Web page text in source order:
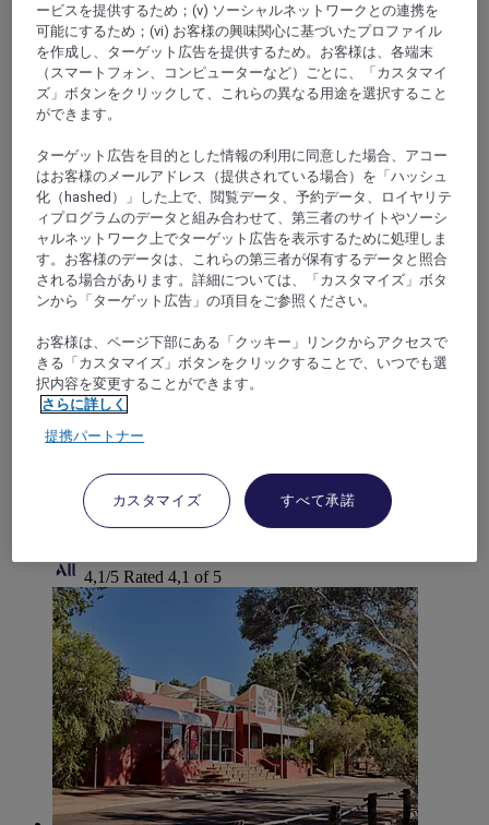
4,0/5Rated 4,0 of 5
JABIRU, オーストラリア
Mercure Kakadu Crocodile Hotel is an idyllic retreat located
in Kakadu National Park. Situated in the township of Jabiru,
this hotel is the perfect base to start exploring Kakadu's most
significant natural attractions such as Ubirr, Jim JIm and Twin
Cool off in the large outdoor pool, the perfect oasis for
relaxing in between discovery tours around Kakadu before
feasting on Kakadu bush tucker & gourmet dining at the
Escarpment restaurant and bar.
4,1/5 Rated 4,1 of 5
ービスを提供するため；(v) ソーシャルネットワークとの連携を
可能にするため；(vi) お客様の興味関心に基づいたプロファイル
を作成し、ターゲット広告を提供するため。お客様は、各端末
（スマートフォン、コンピューターなど）ごとに、「カスタマイ
ズ」ボタンをクリックして、これらの異なる用途を選択すること
ができます。
ターゲット広告を目的とした情報の利用に同意した場合、アコー
はお客様のメールアドレス（提供されている場合）を「ハッシュ
化（hashed）」した上で、閲覧データ、予約データ、ロイヤリテ
ィプログラムのデータと組み合わせて、第三者のサイトやソーシ
ャルネットワーク上でターゲット広告を表示するために処理しま
す。お客様のデータは、これらの第三者が保有するデータと照合
される場合があります。詳細については、「カスタマイズ」ボタ
ンから「ターゲット広告」の項目をご参照ください。
お客様は、ページ下部にある「クッキー」リンクからアクセスで
きる「カスタマイズ」ボタンをクリックすることで、いつでも選
択内容を変更することができます。
さらに詳しく
提携パートナー
カスタマイズ すべて承諾